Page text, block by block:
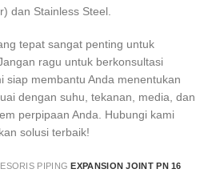
dan Stainless Steel.
tepat sangat penting untuk
ragu untuk berkonsultasi
siap membantu Anda menentukan
dengan suhu, tekanan, media, dan
perpipaan Anda. Hubungi kami
solusi terbaik!
PIPING EXPANSION JOINT PN 16